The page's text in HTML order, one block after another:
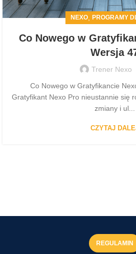
NEXO, PROGRAMY
Co Nowego w
Wersja
Trener Nexo
Co Nowego w Gratyfikancie
Gratyfikant Nexo Pro nieustannie się
zmiany i ul...
CZYTAJ
REGULAMIN